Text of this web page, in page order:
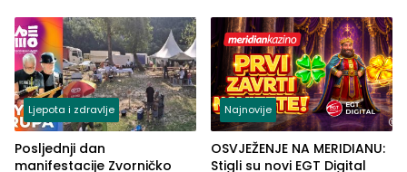
Ljepota i zdravlje
Posljednji dan
manifestacije Zvorničko
Najnovije
OSVJEŽENJE NA MERIDIANU:
Stigli su novi EGT Digital